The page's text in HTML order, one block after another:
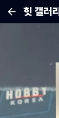
힛 갤러리